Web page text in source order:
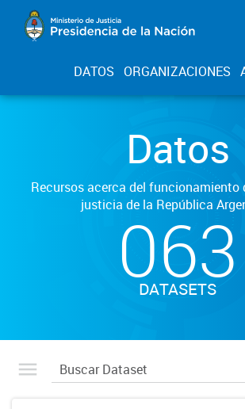
DATOS ORGANIZACIONES
Datos
Recursos acerca del funcionamiento
justicia de la República
063
DATASETS